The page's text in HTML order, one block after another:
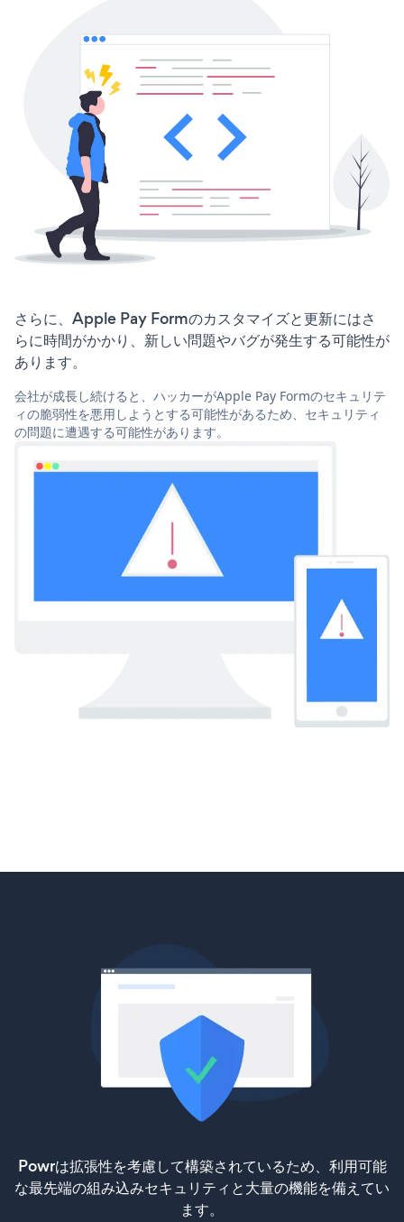
さらに、Apple Pay Formのカスタマイズと更新にはさ
らに時間がかかり、新しい問題やバグが発生する可能性が
あります。
会社が成長し続けると、ハッカーがApple Pay Formのセキュリテ
ィの脆弱性を悪用しようとする可能性があるため、セキュリティ
の問題に遭遇する可能性があります。
Powrは拡張性を考慮して構築されているため、利用可能
な最先端の組み込みセキュリティと大量の機能を備えてい
ます。